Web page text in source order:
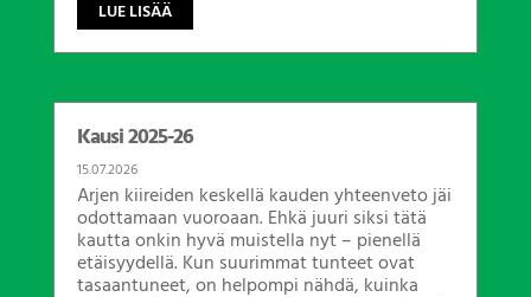
LUE LISÄÄ
Kausi 2025-26
15.07.2026
Arjen kiireiden keskellä kauden yhteenveto jäi
odottamaan vuoroaan. Ehkä juuri siksi tätä
kautta onkin hyvä muistella nyt – pienellä
etäisyydellä. Kun suurimmat tunteet ovat
tasaantuneet, on helpompi nähdä, kuinka